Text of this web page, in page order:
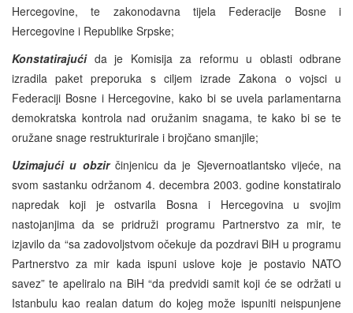
Hercegovine, te zakonodavna tijela Federacije Bosne i
Hercegovine i Republike Srpske;
Konstatirajućida je Komisija za reformu u oblasti odbrane
izradila paket preporuka s ciljem izrade Zakona o vojsci u
Federaciji Bosne i Hercegovine, kako bi se uvela parlamentarna
demokratska kontrola nad oružanim snagama, te kako bi se te
oružane snage restrukturirale i brojčano smanjile;
Uzimajući u obzirčinjenicu da je Sjevernoatlantsko vijeće, na
svom sastanku održanom 4. decembra 2003. godine konstatiralo
napredak koji je ostvarila Bosna i Hercegovina u svojim
nastojanjima da se pridruži programu Partnerstvo za mir, te
izjavilo da “sa zadovoljstvom očekuje da pozdravi BiH u programu
Partnerstvo za mir kada ispuni uslove koje je postavio NATO
savez” te apeliralo na BiH “da predvidi samit koji će se održati u
Istanbulu kao realan datum do kojeg može ispuniti neispunjene